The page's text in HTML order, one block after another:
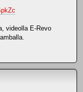
videolla E-Revo